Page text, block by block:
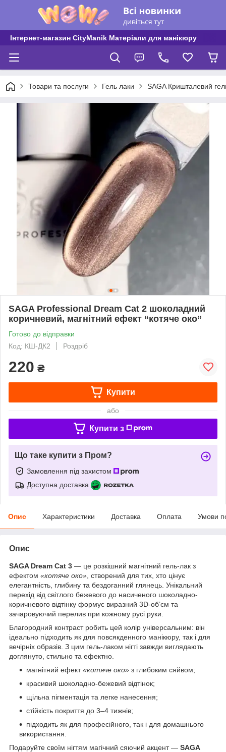
Інтернет-магазин CityManik Матеріали для манікюру
Товари та послуги Гель лаки SAGA Кришталевий
SAGA Professional Dream Cat 2 шоколадний
коричневий, магнітний ефект “котяче око”
Готово до відправки
Код: КШ-ДК2
Роздріб
220 ₴
Купити
або
Купити з
Що таке купити з Пром?
Замовлення під захистом
Доступна доставка
Опис Характеристики Доставка Оплата Умови
Опис
SAGA Dream Cat 3 — це розкішний магнітний гель-лак з
ефектом «котяче око» , створений для тих, хто цінує
елегантність, глибину та бездоганний глянець. Унікальний
перехід від світлого бежевого до насиченого шоколадно-
коричневого відтінку формує виразний 3D-об’єм та
зачаровуючий перелив при кожному русі руки.
Благородний контраст робить цей колір універсальним: він
ідеально підходить як для повсякденного манікюру, так і для
вечірніх образів. З цим гель-лаком нігті завжди виглядають
доглянуто, стильно та ефектно.
магнітний ефект«котяче око» з глибоким сяйвом;
красивий шоколадно-бежевий відтінок;
щільна пігментація та легке нанесення;
стійкість покриття до 3–4 тижнів;
підходить як для професійного, так і для домашнього
використання.
Подаруйте своїм нігтям магічний сяючий акцент — SAGA